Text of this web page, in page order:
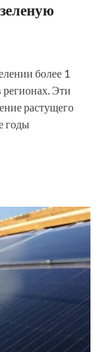
более 1
Эти
растущего
годы